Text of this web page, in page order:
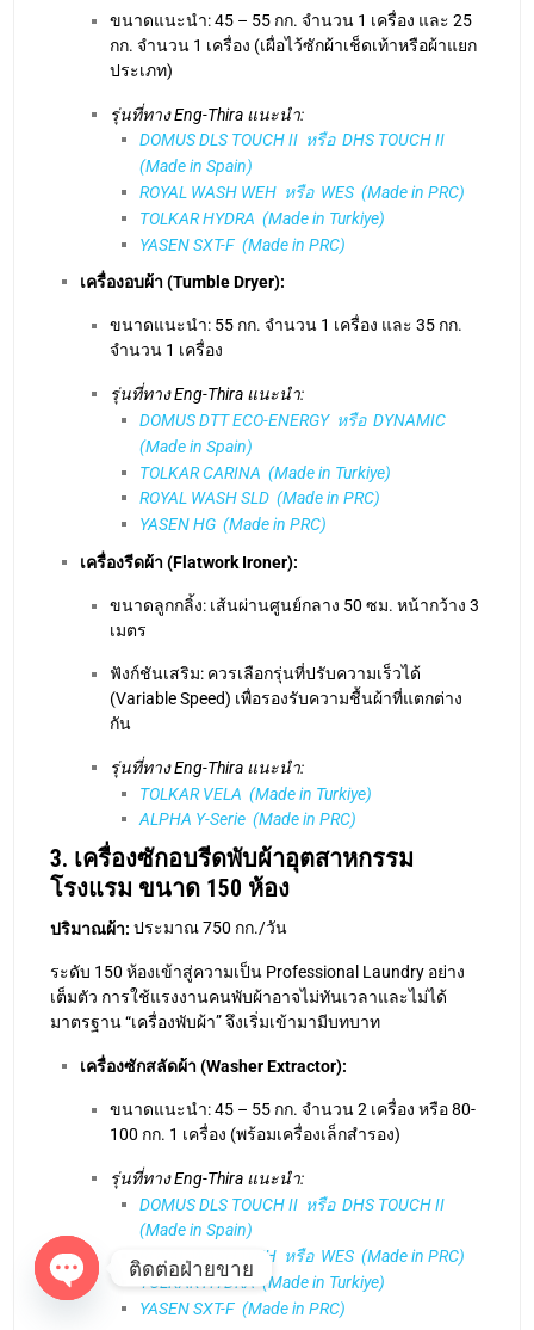
YASEN SXT-F (Made in PRC)
เครื่องอบผ้า (Tumble Dryer):
จำนวน 1 เครื่อง
รุ่นที่ทาง Eng-Thira แนะนำ:
DOMUS DTT ECO-ENERGY หรือ DYNAMIC
(Made in Spain)
TOLKAR CARINA (Made in Turkiye)
ROYAL WASH SLD (Made in PRC)
YASEN HG (Made in PRC)
เครื่องรีดผ้า (Flatwork Ironer):
เมตร
ฟังก์ชันเสริม: ควรเลือกรุ่นที่ปรับความเร็วได้
(Variable Speed) เพื่อรองรับความชื้นผ้าที่แตกต่าง
กัน
รุ่นที่ทาง Eng-Thira แนะนำ:
TOLKAR VELA (Made in Turkiye)
ALPHA Y-Serie (Made in PRC)
เครื่องซักอบรีดพับผ้าอุตสาหกรรม
โรงแรม ขนาด 150 ห้อง
ปริมาณผ้า:ประมาณ 750 กก./วัน
เต็มตัว การใช้แรงงานคนพับผ้าอาจไม่ทันเวลาและไม่ได้
มาตรฐาน “เครื่องพับผ้า” จึงเริ่มเข้ามามีบทบาท
เครื่องซักสลัดผ้า (Washer Extractor):
ขนาดแนะนำ: 45 – 55 กก. จำนวน 2 เครื่อง หรือ 80-
DOMUS DLS TOUCH II หรือ DHS TOUCH II
(Made in Spain)
ROYAL WASH WEH หรือ WES (Made in PRC)
YASEN SXT-F (Made in PRC)
เครื่องอบผ้า (Tumble Dryer):
รุ่นที่ทาง Eng-Thira แนะนำ:
DOMUS DTT ECO-ENERGY หรือ DYNAMIC
(Made in Spain)
TOLKAR CARINA (Made in Turkiye)
ROYAL WASH SLD (Made in PRC)
ติดต่อฝ่ายขาย